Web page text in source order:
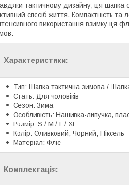
тактичному дизайну, ця шапка
спосіб життя. Компактність
використання взимку ця
Характеристики:
Тип: Шапка тактична зимова /
Стать: Для чоловіків
Сезон: Зима
Особливість: Нашивка-липучка,
Розмір: S / M / L / XL
Колір: Оливковий, Чорний, Піксель
Матеріал: Фліс
Комплектація: